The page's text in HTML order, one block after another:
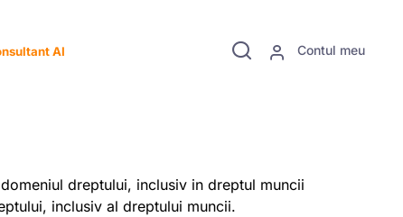
Contul meu
AI
dreptului, inclusiv in dreptul muncii
inclusiv al dreptului muncii.